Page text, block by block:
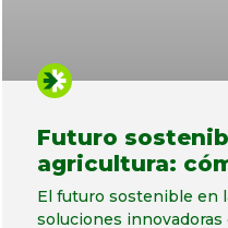
Futuro
agricultura:
El futuro sostenible en
soluciones